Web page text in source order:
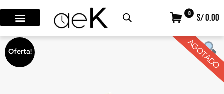
0 S/ 0.00
Oferta! AGOTADO